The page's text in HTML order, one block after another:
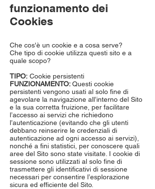
funzionamento dei
Cookies
Che cos'è un cookie e a cosa serve?
Che tipo di cookie utilizza questi sito e a
quale scopo?
TIPO: Cookie persistenti
FUNZIONAMENTO:Questi cookie
persistenti vengono usati al solo fine di
agevolare la navigazione all’interno del Sito
e la sua corretta fruizione, per facilitare
l’accesso ai servizi che richiedono
l’autenticazione (evitando che gli utenti
debbano reinserire le credenziali di
autenticazione ad ogni accesso ai servizi),
nonché a fini statistici, per conoscere quali
aree del Sito sono state visitate. I cookie di
sessione sono utilizzati al solo fine di
trasmettere gli identificativi di sessione
necessari per consentire l’esplorazione
sicura ed efficiente del Sito.